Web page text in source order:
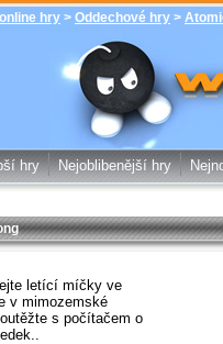
hry > Oddechové hry >
Atomic Pong
online hry
hry Nejoblibenější hry
letící míčky ve
v mimozemské
s počítačem o